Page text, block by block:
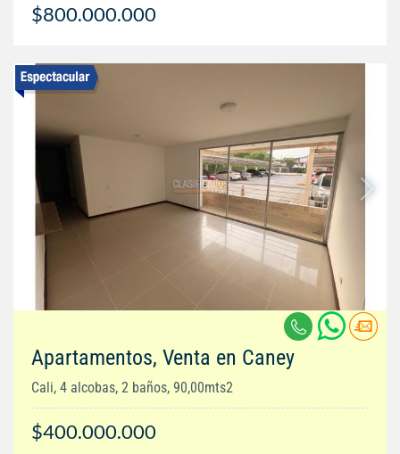
$800.000.000
Apartamentos, Venta en Caney
Cali, 4 alcobas, 2 baños, 90,00mts2
$400.000.000